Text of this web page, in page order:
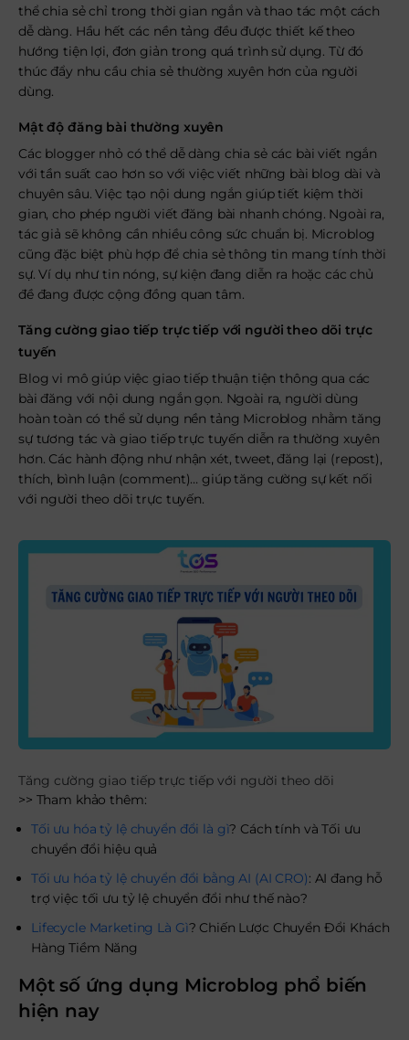
thể chia sẻ chỉ trong thời gian ngắn và thao tác một cách
dễ dàng. Hầu hết các nền tảng đều được thiết kế theo
hướng tiện lợi, đơn giản trong quá trình sử dụng. Từ đó
thúc đẩy nhu cầu chia sẻ thường xuyên hơn của người
dùng.
Mật độ đăng bài thường xuyên
Các blogger nhỏ có thể dễ dàng chia sẻ các bài viết ngắn
với tần suất cao hơn so với việc viết những bài blog dài và
chuyên sâu. Việc tạo nội dung ngắn giúp tiết kiệm thời
gian, cho phép người viết đăng bài nhanh chóng. Ngoài ra,
tác giả sẽ không cần nhiều công sức chuẩn bị. Microblog
cũng đặc biệt phù hợp để chia sẻ thông tin mang tính thời
sự. Ví dụ như tin nóng, sự kiện đang diễn ra hoặc các chủ
đề đang được cộng đồng quan tâm.
Tăng cường giao tiếp trực tiếp với người theo dõi trực
tuyến
Blog vi mô giúp việc giao tiếp thuận tiện thông qua các
bài đăng với nội dung ngắn gọn. Ngoài ra, người dùng
hoàn toàn có thể sử dụng nền tảng Microblog nhằm tăng
sự tương tác và giao tiếp trực tuyến diễn ra thường xuyên
hơn. Các hành động như nhận xét, tweet, đăng lại (repost),
thích, bình luận (comment)… giúp tăng cường sự kết nối
với người theo dõi trực tuyến.
Tăng cường giao tiếp trực tiếp với người theo dõi
>> Tham khảo thêm:
Tối ưu hóa tỷ lệ chuyển đổi là gì? Cách tính và Tối ưu
chuyển đổi hiệu quả
Tối ưu hóa tỷ lệ chuyển đổi bằng AI (AI CRO): AI đang hỗ
trợ việc tối ưu tỷ lệ chuyển đổi như thế nào?
Lifecycle Marketing Là Gì? Chiến Lược Chuyển Đổi Khách
Hàng Tiềm Năng
Một số ứng dụng Microblog phổ biến
hiện nay